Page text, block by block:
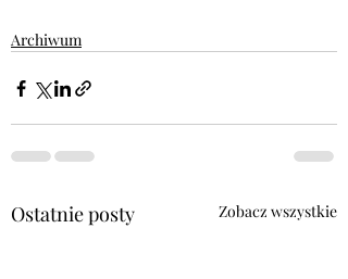
Archiwum
Ostatnie posty Zobacz wszystkie